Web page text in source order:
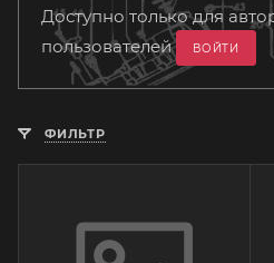
Доступно только для
пользователей
ВОЙТИ
ФИЛЬТР